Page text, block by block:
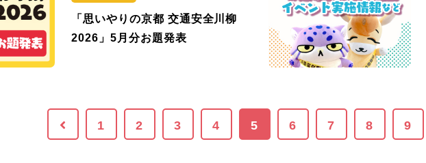
「思いやりの京都 交通安全川柳
2026」5月分お題発表
1 2 3 4 5 6 7 8 9